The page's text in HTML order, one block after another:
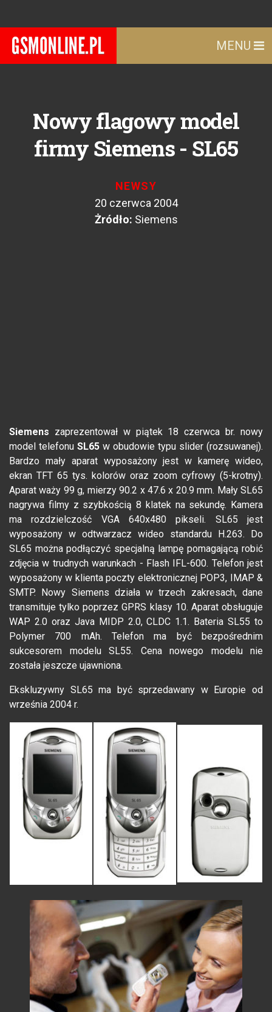
MENU
Nowy flagowy model
firmy Siemens - SL65
NEWSY
20 czerwca 2004
Żródło: Siemens
Siemens zaprezentował w piątek 18 czerwca br. nowy
model telefonu SL65 w obudowie typu slider (rozsuwanej).
Bardzo mały aparat wyposażony jest w kamerę wideo,
ekran TFT 65 tys. kolorów oraz zoom cyfrowy (5-krotny).
Aparat waży 99 g, mierzy 90.2 x 47.6 x 20.9 mm. Mały SL65
nagrywa filmy z szybkością 8 klatek na sekundę. Kamera
ma rozdzielczość VGA 640x480 pikseli. SL65 jest
wyposażony w odtwarzacz wideo standardu H.263. Do
SL65 można podłączyć specjalną lampę pomagającą robić
zdjęcia w trudnych warunkach - Flash IFL-600. Telefon jest
wyposażony w klienta poczty elektronicznej POP3, IMAP &
SMTP. Nowy Siemens działa w trzech zakresach, dane
transmituje tylko poprzez GPRS klasy 10. Aparat obsługuje
WAP 2.0 oraz Java MIDP 2.0, CLDC 1.1. Bateria SL55 to
Polymer 700 mAh. Telefon ma być bezpośrednim
sukcesorem modelu SL55. Cena nowego modelu nie
została jeszcze ujawniona.
Ekskluzywny SL65 ma być sprzedawany w Europie od
września 2004 r.